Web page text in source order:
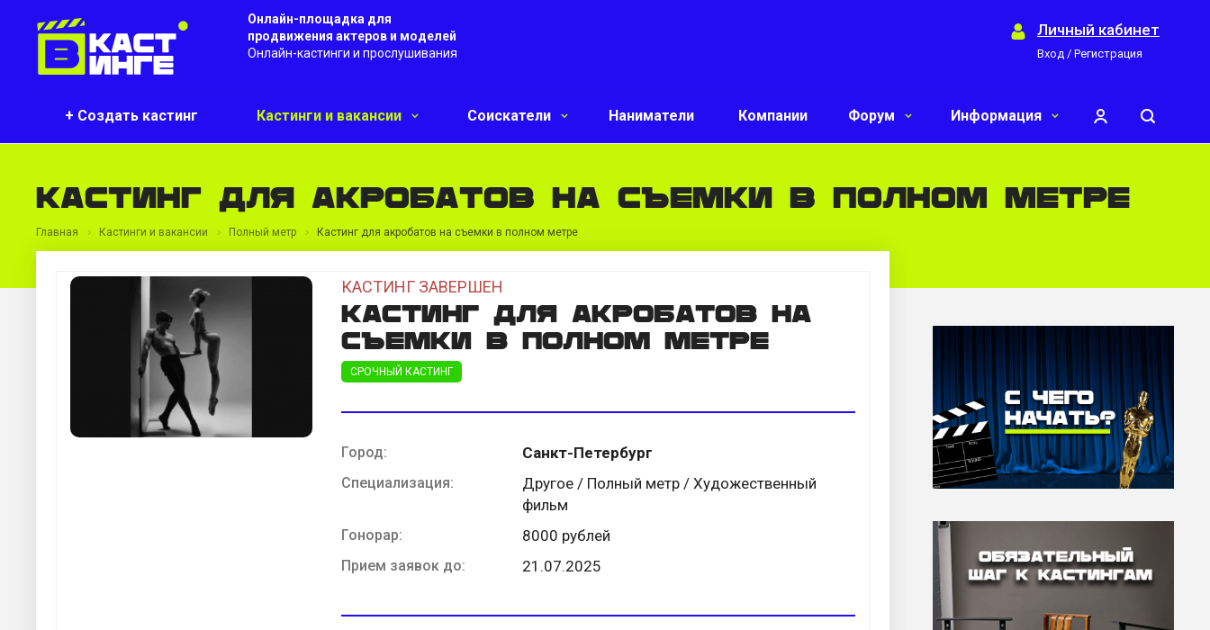
Онлайн-площадка для
продвижения актеров и моделей
Онлайн-кастинги и прослушивания
Личный кабинет
Вход / Регистрация
+ Создать кастинг Кастинги и вакансии Соискатели Наниматели Компании Форум Информация
Кастинг для акробатов на съемки в полном метре
Главная Кастинги и вакансии Полный метр Кастинг для акробатов на съемки в полном метре
КАСТИНГ ЗАВЕРШЕН
Кастинг для акробатов на
съемки в полном метре
СРОЧНЫЙ КАСТИНГ
Город: Санкт-Петербург
Специализация:
Другое / Полный метр / Художественный
фильм
Гонорар: 8000 рублей
Прием заявок до: 21.07.2025